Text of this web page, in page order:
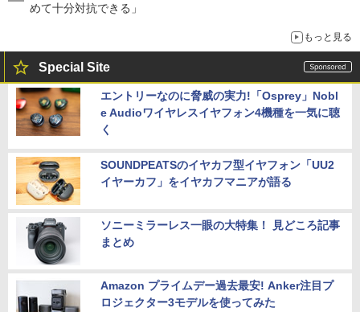
めて十分対抗できる」
もっと見る
Special Site
エントリーなのに脅威の実力!「Osprey」Nobl
e Audioワイヤレスイヤフォン4機種を一気に聴
く
SOUNDPEATSのイヤカフ型イヤフォン「UU2
イヤーカフ」をイヤカフマニアが語る
ソニーミラーレス一眼の大特集！ 見どころ記事
まとめ
Amazon プライムデー過去最安! Anker注目プ
ロジェクター3モデルを使ってみた